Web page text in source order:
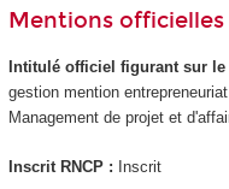
Mentions officielles
Intitulé officiel figurant sur
gestion mention
Management de projet et
Inscrit RNCP: Inscrit